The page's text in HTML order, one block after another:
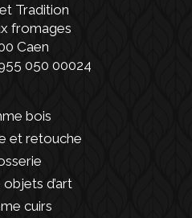
Tradition
fromages
Caen
050 00024
bois
et retouche
d’art
cuirs